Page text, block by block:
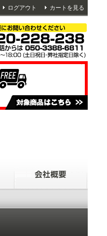
ログアウト カートを見る